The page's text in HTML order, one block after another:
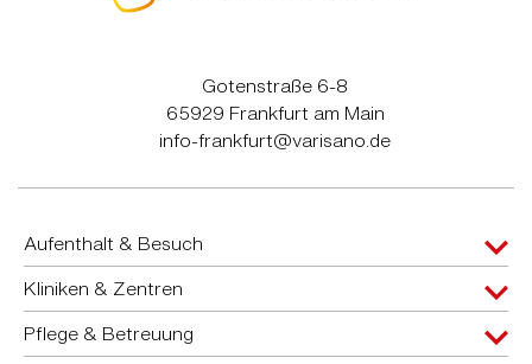
Gotenstraße 6-8
65929 Frankfurt am Main
info-frankfurt@varisano.de
Aufenthalt & Besuch
Kliniken & Zentren
Pflege & Betreuung